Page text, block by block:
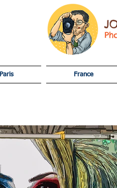
Paris France